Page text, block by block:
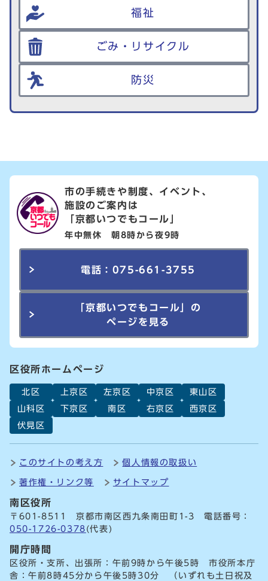
福祉
ごみ・リサイクル
防災
市の手続きや制度、イベント、
施設のご案内は
「京都いつでもコール」
年中無休 朝8時から夜9時
電話：075-661-3755
「京都いつでもコール」の
ページを見る
区役所ホームページ
北区 上京区 左京区 中京区
東山区
山科区
下京区 南区 右京区
西京区
伏見区
このサイトの考え方 個人情報の取扱い
著作権・リンク等 サイトマップ
南区役所
〒601-8511 京都市南区西九条南田町1-3 電話番号：
050-1726-0378 (代表)
開庁時間
区役所・支所、出張所：午前9時から午後5時 市役所本庁
舎：午前8時45分から午後5時30分 （いずれも土日祝及